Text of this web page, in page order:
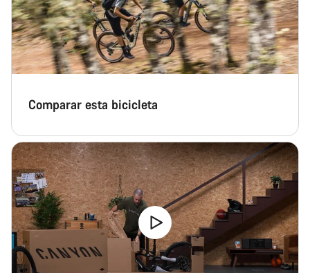
Comparar esta bicicleta